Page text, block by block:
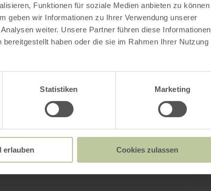
Funktionen für soziale Medien anbieten zu können
geben wir Informationen zu Ihrer Verwendung unserer
weiter. Unsere Partner führen diese Informationen
haben oder die sie im Rahmen Ihrer Nutzung
Statistiken Marketing
erlauben Cookies zulassen